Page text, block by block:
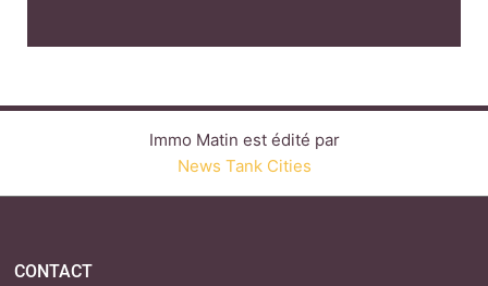
QUI SOMMES-NOUS ?
LINKEDINTWITTERFACEBOOK
YOUTUBE